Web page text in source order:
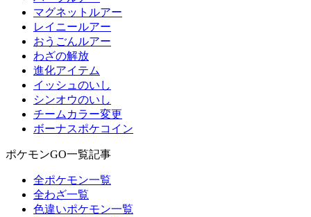
マグネットルアー
レイニールアー
おうごんルアー
わざの解放
進化アイテム
イッシュのいし
シンオウのいし
チームカラー変更
ボーナスポケコイン
ポケモンGO一覧記事
全ポケモン一覧
全わざ一覧
色違いポケモン一覧